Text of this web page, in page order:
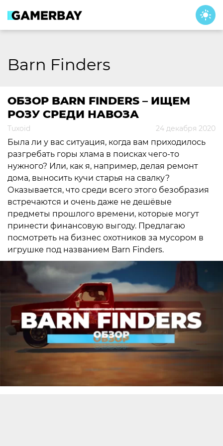
content
Barn Finders
ОБЗОР BARN FINDERS – ИЩЕМ
РОЗУ СРЕДИ НАВОЗА
Tuxoid 24 декабря 2020
Была ли у вас ситуация, когда вам приходилось
разгребать горы хлама в поисках чего-то
нужного? Или, как я, например, делая ремонт
дома, выносить кучи старья на свалку?
Оказывается, что среди всего этого безобразия
встречаются и очень даже не дешёвые
предметы прошлого времени, которые могут
принести финансовую выгоду. Предлагаю
посмотреть на бизнес охотников за мусором в
игрушке под названием Barn Finders.